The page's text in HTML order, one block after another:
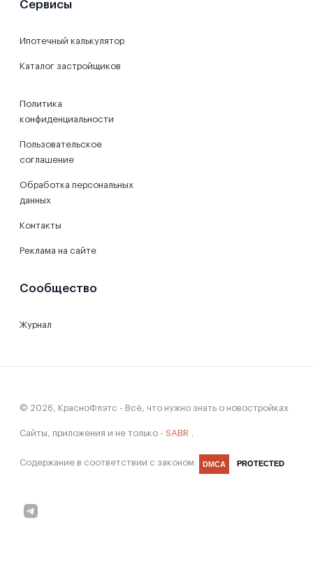
Сервисы
Ипотечный калькулятор
Каталог застройщиков
Политика
конфиденциальности
Пользовательское
соглашение
Обработка персональных
данных
Контакты
Реклама на сайте
Сообщество
Журнал
© 2026, КрасноФлэтс - Всё, что нужно знать о новостройках
Сайты, приложения и не только - SABR
Содержание в соответствии с законом DMCA PROTECTED